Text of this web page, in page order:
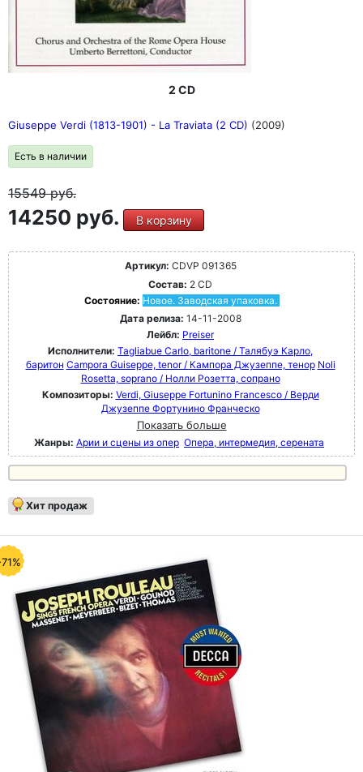
2 CD
Giuseppe Verdi (1813-1901) - La Traviata (2 CD) (2009)
Есть в наличии
15549руб.
14250 руб. В корзину
Артикул: CDVP 091365
Состав: 2 CD
Состояние: Новое. Заводская упаковка.
Дата релиза: 14-11-2008
Лейбл: Preiser
Исполнители: Tagliabue Carlo, baritone / Талябуэ Карло,
баритон Campora Guiseppe, tenor / Кампора Джузеппе, тенор Noli
Rosetta, soprano / Нолли Розетта, сопрано
Композиторы: Verdi, Giuseppe Fortunino Francesco / Верди
Джузеппе Фортунино Франческо
Показать больше
Жанры: Арии и сцены из опер Опера, интермедия, серената
Хит продаж